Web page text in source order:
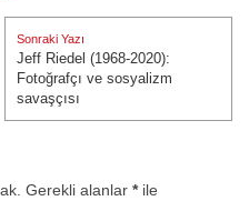
Sonraki Yazı
Sonraki Yazı:
Jeff Riedel (1968-2020):
Fotoğrafçı ve sosyalizm
savaşçısı
Gerekli alanlar *ile